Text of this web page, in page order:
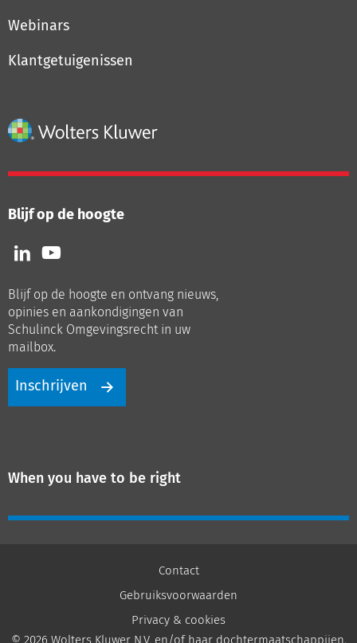
Webinars
Klantgetuigenissen
Blijf op de hoogte
Volg
ons
LinkedIn
Volg
ons
Youtube
Blijf op de hoogte en ontvang nieuws,
opinies en aankondigingen van
Schulinck Omgevingsrecht in uw
mailbox.
Inschrijven
When you have to be right
Contact
Gebruiksvoorwaarden
Privacy & cookies
© 2026 Wolters Kluwer N.V. en/of haar dochtermaatschappijen,